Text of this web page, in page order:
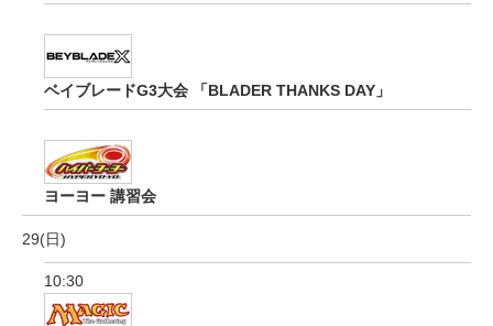
ベイブレードG3大会 「BLADER THANKS DAY」
ヨーヨー 講習会
29(日)
10:30